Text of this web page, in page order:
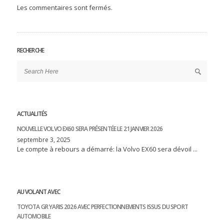
Les commentaires sont fermés.
RECHERCHE
ACTUALITÉS
NOUVELLE VOLVO EX60 SERA PRÉSENTÉE LE 21 JANVIER 2026
septembre 3, 2025
Le compte à rebours a démarré: la Volvo EX60 sera dévoil ...
AU VOLANT AVEC
TOYOTA GR YARIS 2026 AVEC PERFECTIONNEMENTS ISSUS DU SPORT
AUTOMOBILE